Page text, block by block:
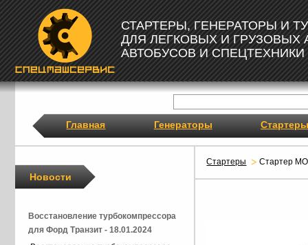
СТАРТЕРЫ, ГЕНЕРАТОРЫ И
ДЛЯ ЛЕГКОВЫХ И ГРУЗОВЫХ
АВТОБУСОВ И СПЕЦТЕХНИКИ
Главная Генераторы Стартеры
Стартеры Стартер
Новости
Восстановление турбокомпрессора
для Форд Транзит - 18.01.2024